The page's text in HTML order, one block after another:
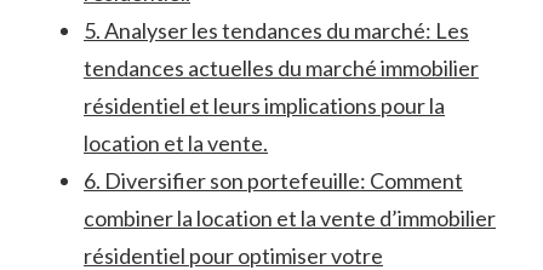
5. Analyser les tendances du marché: Les
tendances actuelles⁣ du marché immobilier
résidentiel et leurs implications pour la
location et la⁢ vente.
6. Diversifier son portefeuille: ‌Comment
combiner la location et la vente d’immobilier
résidentiel ​pour optimiser votre